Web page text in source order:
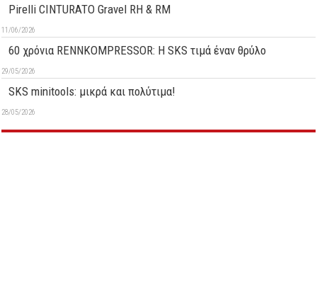
Pirelli CINTURATO Gravel RH & RM
11/06/2026
60 χρόνια RENNKOMPRESSOR: Η SKS τιμά έναν θρύλο
29/05/2026
SKS minitools: μικρά και πολύτιμα!
28/05/2026